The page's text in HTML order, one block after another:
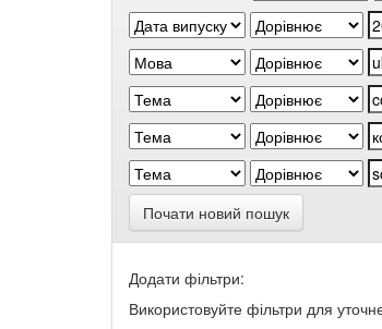
Почати новий пошук
Додати фільтри:
Використовуйте фільтри для